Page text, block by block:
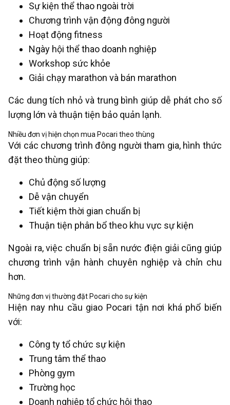
Sự kiện thể thao ngoài trời
Chương trình vận động đông người
Hoạt động fitness
Ngày hội thể thao doanh nghiệp
Workshop sức khỏe
Giải chạy marathon và bán marathon
Các dung tích nhỏ và trung bình giúp dễ phát cho số
lượng lớn và thuận tiện bảo quản lạnh.
Nhiều đơn vị hiện chọn mua Pocari theo thùng
Với các chương trình đông người tham gia, hình thức
đặt theo thùng giúp:
Chủ động số lượng
Dễ vận chuyển
Tiết kiệm thời gian chuẩn bị
Thuận tiện phân bổ theo khu vực sự kiện
Ngoài ra, việc chuẩn bị sẵn nước điện giải cũng giúp
chương trình vận hành chuyên nghiệp và chỉn chu
hơn.
Những đơn vị thường đặt Pocari cho sự kiện
Hiện nay nhu cầu giao Pocari tận nơi khá phổ biến
với:
Công ty tổ chức sự kiện
Trung tâm thể thao
Phòng gym
Trường học
Doanh nghiệp tổ chức hội thao